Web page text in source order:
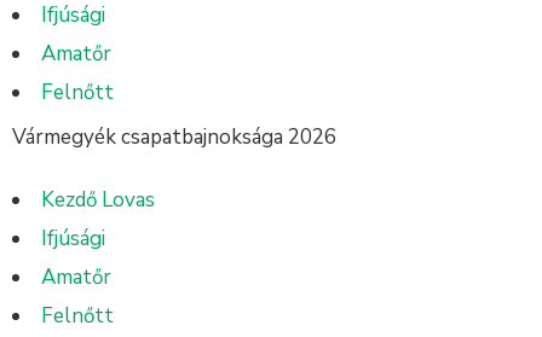
Ifjúsági
Amatőr
Felnőtt
Vármegyék csapatbajnoksága 2026
Kezdő Lovas
Ifjúsági
Amatőr
Felnőtt